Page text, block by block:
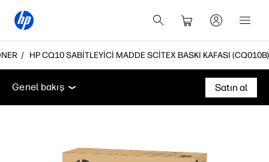
HP CQ10 SABITLEYICI MADDE SCITEX BASKI KAFASI (CQ010B)
Genel bakış
Destek
Genel bakış
Satın al